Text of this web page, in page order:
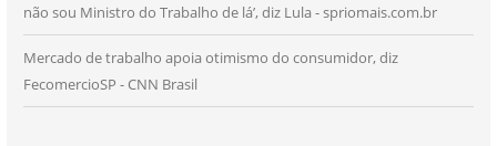
não sou Ministro do Trabalho de lá’, diz Lula - spriomais.com.br
Mercado de trabalho apoia otimismo do consumidor, diz
FecomercioSP - CNN Brasil